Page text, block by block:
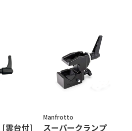
[雲台付]
Manfrotto
スーパークランプ